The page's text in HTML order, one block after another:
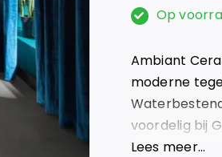
prijs
€ 49,95.
prijs
€ 42,46.
Op
Ambiant
moderne
voordelig bij
Nederland!
Lees meer…